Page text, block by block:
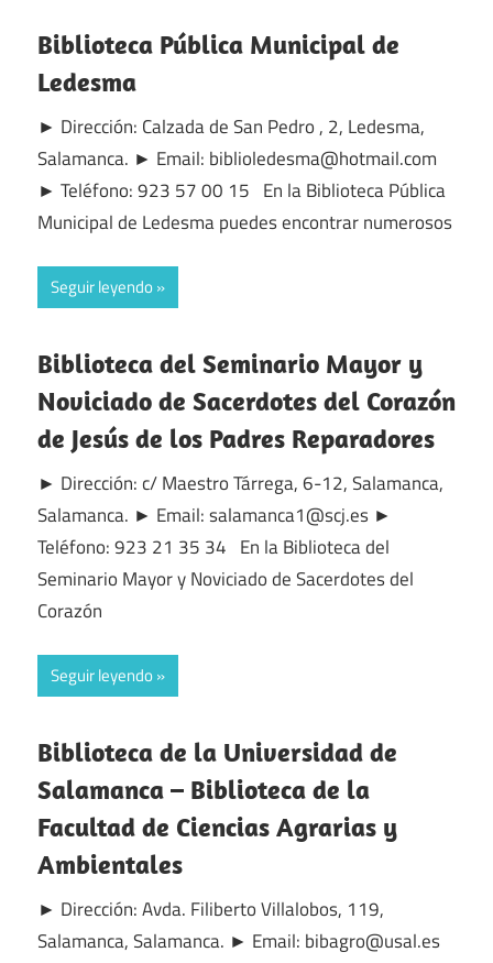
Biblioteca Pública Municipal de
Ledesma
► Dirección: Calzada de San Pedro , 2, Ledesma,
Salamanca. ► Email: biblioledesma@hotmail.com
► Teléfono: 923 57 00 15 En la Biblioteca Pública
Municipal de Ledesma puedes encontrar numerosos
Seguir leyendo
Biblioteca del Seminario Mayor y
Noviciado de Sacerdotes del Corazón
de Jesús de los Padres Reparadores
► Dirección: c/ Maestro Tárrega, 6-12, Salamanca,
Salamanca. ► Email: salamanca1@scj.es ►
Teléfono: 923 21 35 34 En la Biblioteca del
Seminario Mayor y Noviciado de Sacerdotes del
Corazón
Seguir leyendo
Biblioteca de la Universidad de
Salamanca – Biblioteca de la
Facultad de Ciencias Agrarias y
Ambientales
► Dirección: Avda. Filiberto Villalobos, 119,
Salamanca, Salamanca. ► Email: bibagro@usal.es